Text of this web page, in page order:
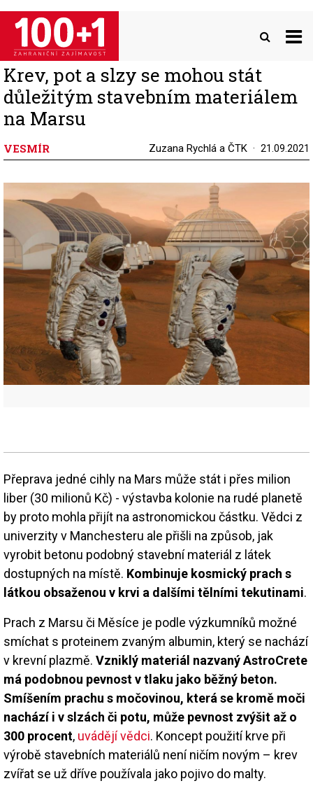
Přejít
hlavnímu
obsahu
Krev, pot a slzy se mohou stát
důležitým stavebním materiálem
na Marsu
VESMÍR Zuzana Rychlá a ČTK 21.09.2021
Přeprava jedné cihly na Mars může stát i přes milion
liber (30 milionů Kč) - výstavba kolonie na rudé planetě
by proto mohla přijít na astronomickou částku. Vědci z
univerzity v Manchesteru ale přišli na způsob, jak
vyrobit betonu podobný stavební materiál z látek
dostupných na místě. Kombinuje kosmický prach s
látkou obsaženou v krvi a dalšími tělními tekutinami.
Prach z Marsu či Měsíce je podle výzkumníků možné
smíchat s proteinem zvaným albumin, který se nachází
v krevní plazmě. Vzniklý materiál nazvaný AstroCrete
má podobnou pevnost v tlaku jako běžný beton.
Smíšením prachu s močovinou, která se kromě moči
nachází i v slzách či potu, může pevnost zvýšit až o
300 procent, uvádějí vědci. Koncept použití krve při
výrobě stavebních materiálů není ničím novým – krev
zvířat se už dříve používala jako pojivo do malty.